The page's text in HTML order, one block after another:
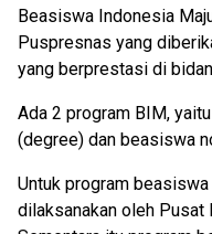
Beasiswa Indonesia
Puspresnas yang
yang berprestasi di
Ada 2 program BIM,
(degree) dan beasiswa
Untuk program
dilaksanakan oleh Pusat